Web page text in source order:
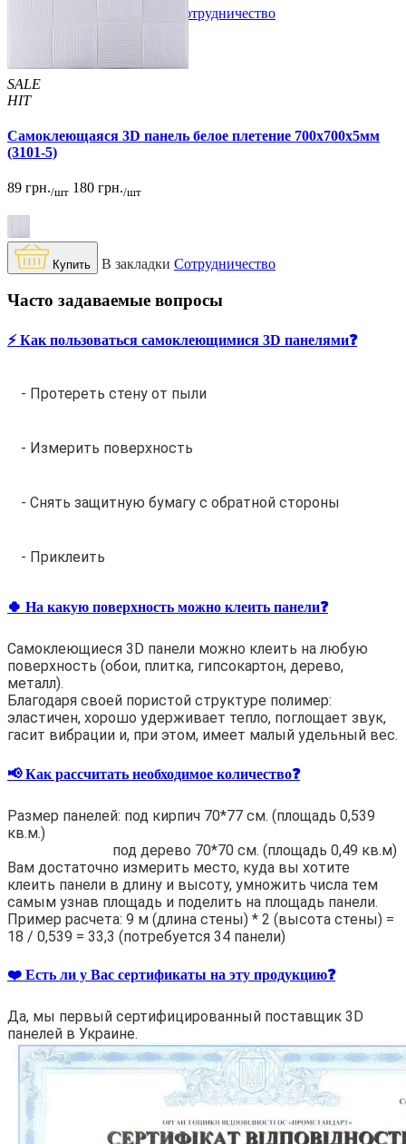
Сотрудничество
SALE
HIT
Самоклеющаяся 3D панель белое плетение 700x700x5мм
(3101-5)
89 грн./шт 180 грн./шт
Купить В закладки Сотрудничество
Часто задаваемые вопросы
⚡️ Как пользоваться самоклеющимися 3D панелями❓
- Протереть стену от пыли
- Измерить поверхность
- Снять защитную бумагу с обратной стороны
- Приклеить
🍀 На какую поверхность можно клеить панели❓
Самоклеющиеся 3D панели можно клеить на любую
поверхность (обои, плитка, гипсокартон, дерево,
металл).
Благодаря своей пористой структуре полимер:
эластичен, хорошо удерживает тепло, поглощает звук,
гасит вибрации и, при этом, имеет малый удельный вес.
📢 Как рассчитать необходимое количество❓
Размер панелей: под кирпич 70*77 см. (площадь 0,539
кв.м.)
под дерево 70*70 см. (площадь 0,49 кв.м)
Вам достаточно измерить место, куда вы хотите
клеить панели в длину и высоту, умножить числа тем
самым узнав площадь и поделить на площадь панели.
Пример расчета: 9 м (длина стены) * 2 (высота стены) =
18 / 0,539 = 33,3 (потребуется 34 панели)
❤️ Есть ли у Вас сертификаты на эту продукцию❓
Да, мы первый сертифицированный поставщик 3D
панелей в Украине.